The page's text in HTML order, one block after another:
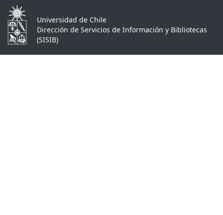
Universidad de Chile
Dirección de Servicios de Información y Bibliotecas
(SISIB)